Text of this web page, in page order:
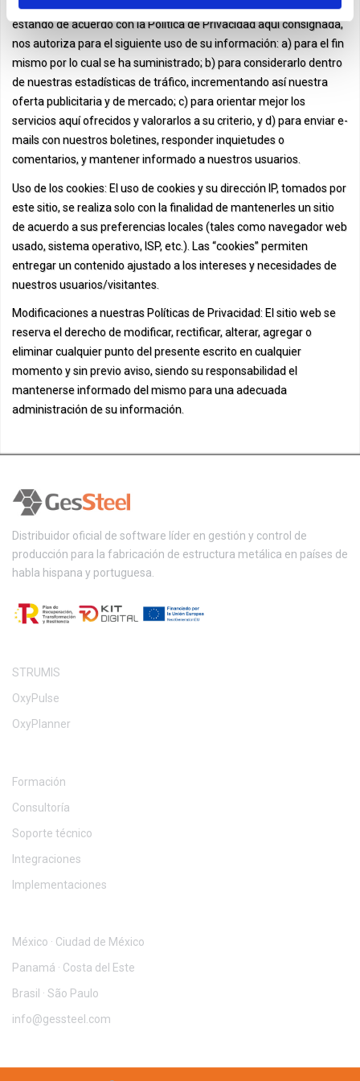
Uso de la información: Al proporcionarnos sus datos personales,
estando de acuerdo con la Política de Privacidad aquí consignada,
nos autoriza para el siguiente uso de su información: a) para el fin
mismo por lo cual se ha suministrado; b) para considerarlo dentro
de nuestras estadísticas de tráfico, incrementando así nuestra
oferta publicitaria y de mercado; c) para orientar mejor los
servicios aquí ofrecidos y valorarlos a su criterio, y d) para enviar e-
mails con nuestros boletines, responder inquietudes o
comentarios, y mantener informado a nuestros usuarios.
Uso de los cookies: El uso de cookies y su dirección IP, tomados por
este sitio, se realiza solo con la finalidad de mantenerles un sitio
de acuerdo a sus preferencias locales (tales como navegador web
usado, sistema operativo, ISP, etc.). Las “cookies” permiten
entregar un contenido ajustado a los intereses y necesidades de
nuestros usuarios/visitantes.
Modificaciones a nuestras Políticas de Privacidad: El sitio web se
reserva el derecho de modificar, rectificar, alterar, agregar o
eliminar cualquier punto del presente escrito en cualquier
momento y sin previo aviso, siendo su responsabilidad el
mantenerse informado del mismo para una adecuada
administración de su información.
Distribuidor oficial de software líder en gestión y control de
producción para la fabricación de estructura metálica en países de
habla hispana y portuguesa.
STRUMIS
OxyPulse
OxyPlanner
Formación
Consultoría
Soporte técnico
Integraciones
Implementaciones
México · Ciudad de México
Panamá · Costa del Este
Brasil · São Paulo
info@gessteel.com